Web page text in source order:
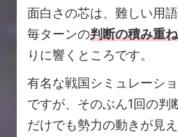
面白さの芯は、難しい用
毎ターンの判断の積み重ね
りに響くところです。
有名な戦国シミュレーシ
ですが、そのぶん1回の判
だけでも勢力の動きが見